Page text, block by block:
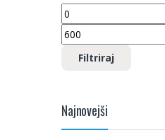
Min cena
Max cena
Filtriraj
Najnovejši